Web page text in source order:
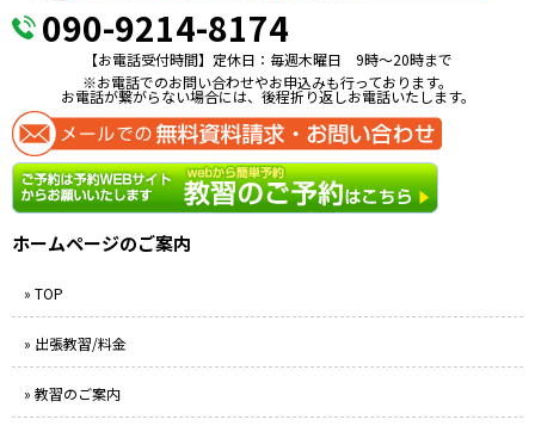
090-9214-8174
【お電話受付時間】定休日：毎週木曜日 9時〜20時まで
※お電話でのお問い合わせやお申込みも行っております。
お電話が繋がらない場合には、後程折り返しお電話いたします。
ホームページのご案内
» TOP
» 出張教習/料金
» 教習のご案内